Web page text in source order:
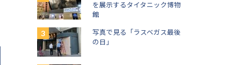
を展示するタイタニック博物
館
写真で見る「ラスベガス最後
の日」